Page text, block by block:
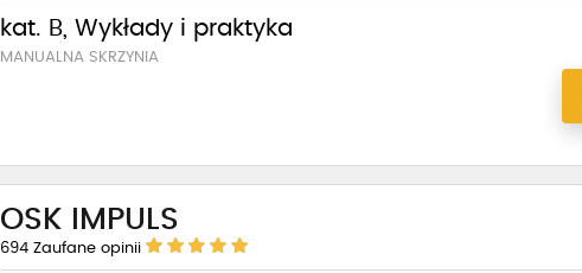
kat. B, Wykłady i praktyka
MANUALNA SKRZYNIA
OSK IMPULS
694 Zaufane opinii